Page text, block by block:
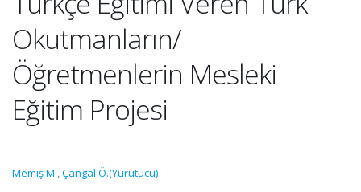
Okutmanların/
Öğretmenlerin Mesleki
Eğitim Projesi
Memiş M.,Çangal Ö.(Yürütücü)